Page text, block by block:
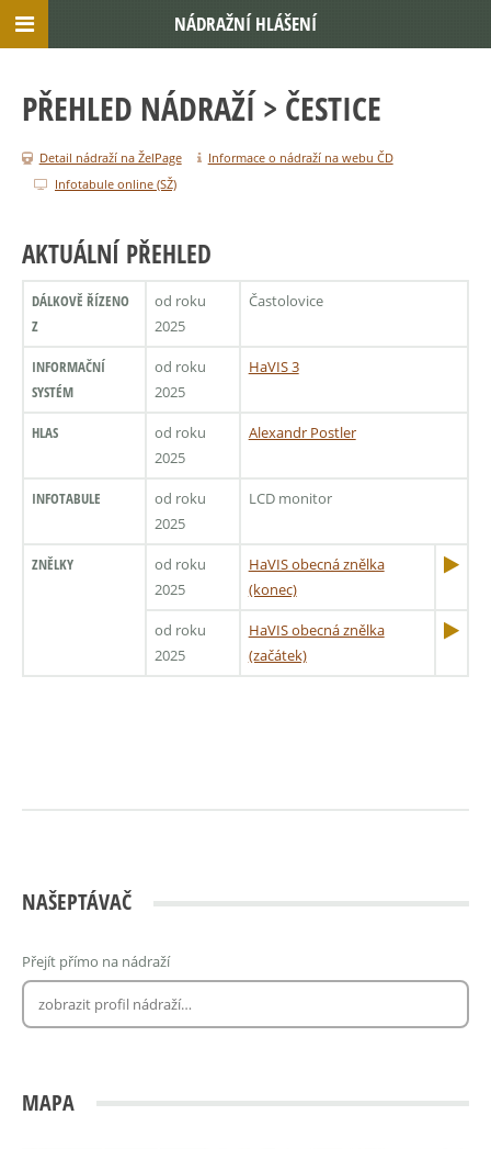
PŘEHLED NÁDRAŽÍ > ČESTICE
Detail nádraží na ŽelPage
Informace o nádraží na webu ČD
Infotabule online (SŽ)
AKTUÁLNÍ PŘEHLED
DÁLKOVĚ ŘÍZENO
Z
od roku
2025
Častolovice
INFORMAČNÍ
SYSTÉM
od roku
2025
HaVIS 3
HLAS
od roku
2025
Alexandr Postler
INFOTABULE
od roku
2025
LCD monitor
ZNĚLKY
od roku
2025
HaVIS obecná znělka
(konec)
od roku
2025
HaVIS obecná znělka
(začátek)
NAŠEPTÁVAČ
Přejít přímo na nádraží
MAPA
NÁDRAŽNÍ HLÁŠENÍ